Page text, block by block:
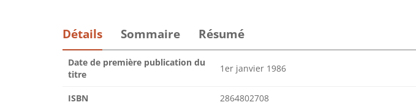
Détails Sommaire Résumé
Date de première publication du
titre
1er janvier 1986
ISBN 2864802708